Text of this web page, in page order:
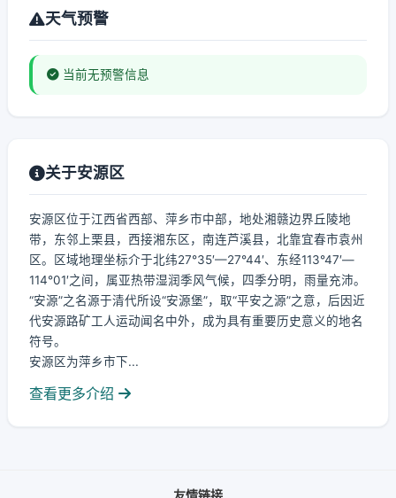
天气预警
当前无预警信息
关于安源区
安源区位于江西省西部、萍乡市中部，地处湘赣边界丘陵地
带，东邻上栗县，西接湘东区，南连芦溪县，北靠宜春市袁州
区。区域地理坐标介于北纬27°35′—27°44′、东经113°47′—
114°01′之间，属亚热带湿润季风气候，四季分明，雨量充沛。
“安源”之名源于清代所设“安源堡”，取“平安之源”之意，后因近
代安源路矿工人运动闻名中外，成为具有重要历史意义的地名
符号。
安源区为萍乡市下...
查看更多介绍
友情链接